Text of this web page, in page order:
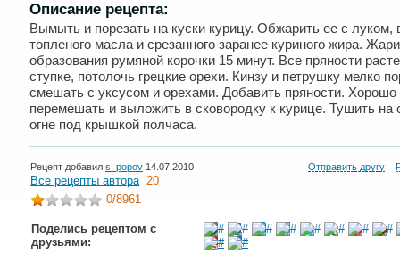
Описание рецепта:
Вымыть и порезать на куски курицу. Обжарить ее с луком,
топленого масла и срезанного заранее куриного жира.
образования румяной корочки 15 минут. Все пряности
ступке, потолочь грецкие орехи. Кинзу и петрушку мелко
смешать с уксусом и орехами. Добавить пряности. Хорошо
перемешать и выложить в сковородку к курице. Тушить на
огне под крышкой полчаса.
Рецепт добавил s_popov 14.07.2010 Отправить другу
Все рецепты автора 20
0/8961
Поделись рецептом с
друзьями: